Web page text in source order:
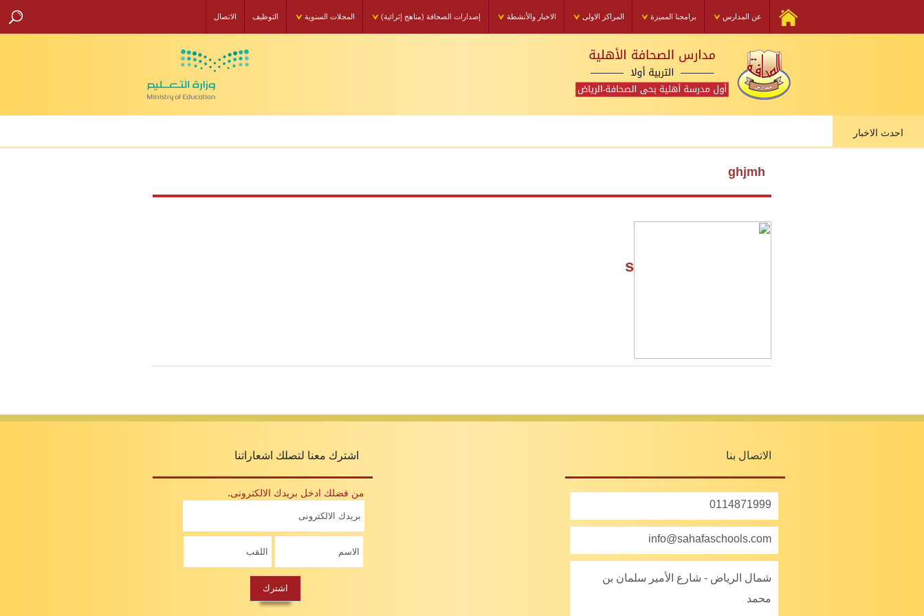
عن المدارس برامجنا المميزة المراكز الاولى الاخبار والأنشطة إصدارات الصحافة (مناهج إثرائية) المجلات السنوية التوظيف الاتصال
احدث الاخبار
ghjmh
s
اشترك معنا لتصلك اشعاراتنا
من فضلك ادخل بريدك الالكترونى.
الاتصال بنا
0114871999
info@sahafaschools.com
شمال الرياض - شارع الأمير سلمان بن
محمد